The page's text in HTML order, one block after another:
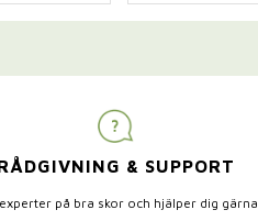
& SUPPORT
på bra skor och hjälper dig